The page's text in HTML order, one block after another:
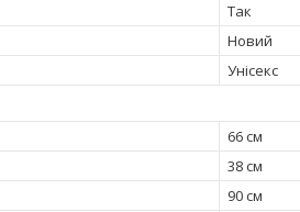
Так
Новий
Унісекс
66 см
38 см
90 см